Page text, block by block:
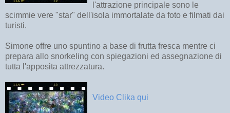
l'attrazione principale sono le
scimmie vere "star" dell'isola immortalate da foto e filmati dai
turisti.
Simone offre uno spuntino a base di frutta fresca mentre ci
prepara allo snorkeling con spiegazioni ed assegnazione di
tutta l'apposita attrezzatura.
Video Clika qui